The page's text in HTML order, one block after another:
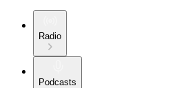
Radio
Podcasts